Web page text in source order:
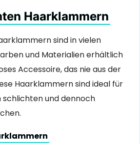
Haarklammern
sind in vielen
und Materialien erhältlich
Accessoire, das nie aus der
Haarklammern sind ideal für
schlichten und dennoch